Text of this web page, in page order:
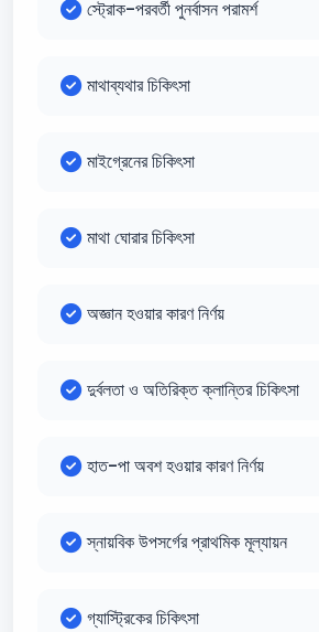
স্ট্রোক-পরবর্তী পুনর্বাসন পরামর্শ
মাথাব্যথার চিকিৎসা
মাইগ্রেনের চিকিৎসা
মাথা ঘোরার চিকিৎসা
অজ্ঞান হওয়ার কারণ নির্ণয়
দুর্বলতা ও অতিরিক্ত ক্লান্তির চিকিৎসা
হাত-পা অবশ হওয়ার কারণ নির্ণয়
স্নায়বিক উপসর্গের প্রাথমিক মূল্যায়ন
গ্যাস্ট্রিকের চিকিৎসা